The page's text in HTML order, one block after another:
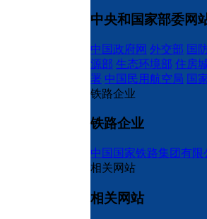
中央和国家部委网
中国政府网 外交部 国
源部 生态环境部 住房
署 中国民用航空局 国
铁路企业
铁路企业
中国国家铁路集团有限
相关网站
相关网站